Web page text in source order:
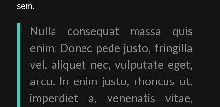
sem.
Nulla consequat massa quis
enim. Donec pede justo, fringilla
vel, aliquet nec, vulputate eget,
arcu. In enim justo, rhoncus ut,
imperdiet a, venenatis vitae,